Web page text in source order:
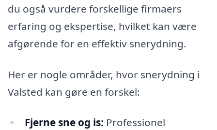
du også vurdere forskellige firmaers
erfaring og ekspertise, hvilket kan være
afgørende for en effektiv snerydning.
Her er nogle områder, hvor snerydning i
Valsted kan gøre en forskel:
Fjerne sne og is: Professionel